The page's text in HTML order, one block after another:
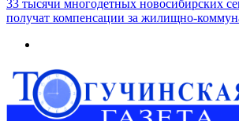
33 тысячи многодетных новосибирских
получат компенсации за жилищно-